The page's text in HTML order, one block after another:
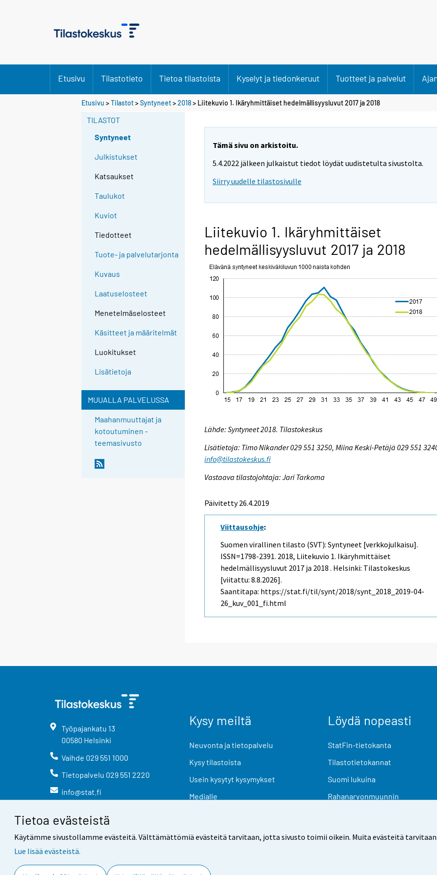
Tietoa evästeistä
Käytämme sivustollamme evästeitä. Välttämättömiä evästeitä tarvitaan, jotta sivusto toimii oikein. Muita evästeitä
Lue lisää evästeistä.
Etusivu Tilastotieto Tietoa tilastoista Kyselyt ja tiedonkeruut Tuotteet ja palvelut
Etusivu >Tilastot>Syntyneet>2018> Liitekuvio 1. Ikäryhmittäiset hedelmällisyysluvut 2017 ja 2018
TILASTOT
Syntyneet
Julkistukset
Katsaukset
Taulukot
Kuviot
Tiedotteet
Tuote- ja palvelutarjonta
Kuvaus
Laatuselosteet
Menetelmäselosteet
Käsitteet ja määritelmät
Luokitukset
Lisätietoja
MUUALLA PALVELUSSA
Maahanmuuttajat ja
kotoutuminen -
teemasivusto
Tämä sivu on arkistoitu.
5.4.2022 jälkeen julkaistut tiedot löydät uudistetulta sivustolta.
Siirry uudelle tilastosivulle
Liitekuvio 1. Ikäryhmittäiset
hedelmällisyysluvut 2017 ja 2018
Lähde: Syntyneet 2018. Tilastokeskus
Lisätietoja: Timo Nikander 029 551 3250, Miina Keski-Petäjä 029 551
info@tilastokeskus.fi
Vastaava tilastojohtaja: Jari Tarkoma
Päivitetty 26.4.2019
Viittausohje:
Suomen virallinen tilasto (SVT): Syntyneet [verkkojulkaisu].
ISSN=1798-2391. 2018, Liitekuvio 1. Ikäryhmittäiset
hedelmällisyysluvut 2017 ja 2018 . Helsinki: Tilastokeskus
[viitattu: 8.8.2026].
Saantitapa: https://stat.fi/til/synt/2018/synt_2018_2019-04-
26_kuv_001_fi.html
Työpajankatu 13
00580 Helsinki
Vaihde 029 551 1000
Tietopalvelu 029 551 2220
info@stat.fi
Kysy meiltä
Neuvonta ja tietopalvelu
Kysy tilastoista
Usein kysytyt kysymykset
Medialle
Löydä nopeasti
StatFin-tietokanta
Tilastotietokannat
Suomi lukuina
Rahanarvonmuunnin
Yhteystiedot Palaute